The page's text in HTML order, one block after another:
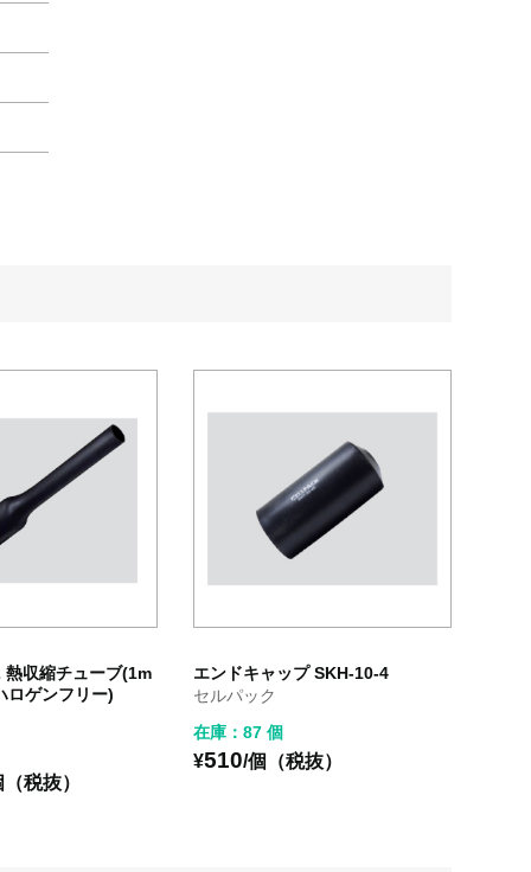
熱収縮チューブ(1m
ロゲンフリー)
税抜）
エンドキャップ SKH-10-4
セルパック
在庫：87 個
¥510/個（税抜）